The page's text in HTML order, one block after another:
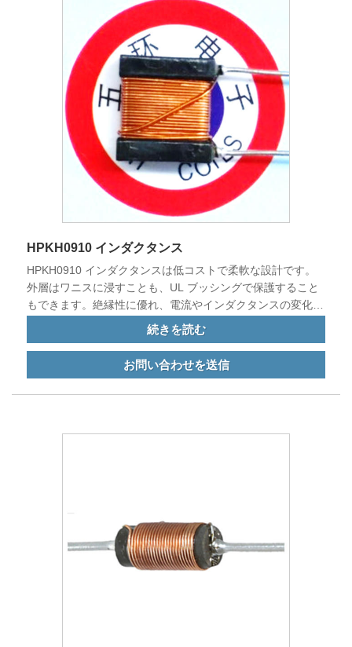
HPKH0910 インダクタンス
HPKH0910 インダクタンスは低コストで柔軟な設計です。
外層はワニスに浸すことも、UL ブッシングで保護すること
もできます。絶縁性に優れ、電流やインダクタンスの変化に
対して非常に安定しています。
続きを読む
お問い合わせを送信